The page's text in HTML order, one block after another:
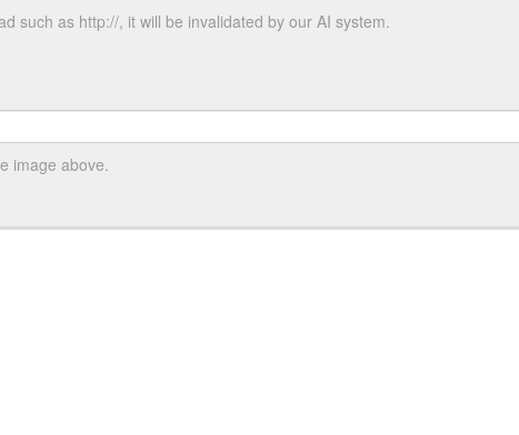
such as http://, it will be invalidated by our AI system.
image above.